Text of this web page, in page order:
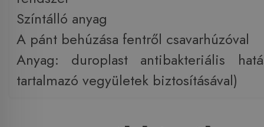
Színtálló anyag
A pánt behúzása fentről csavarhúzóval
Anyag: duroplast antibakteriális
tartalmazó vegyületek biztosításával)